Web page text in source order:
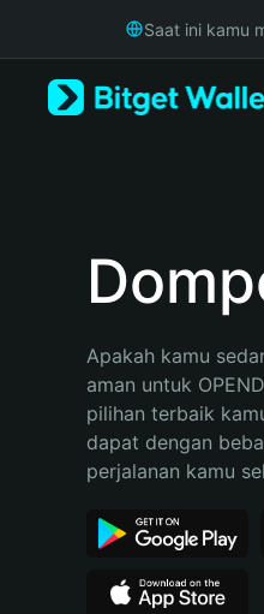
Русский
Bahasa Indonesia
Español (Argentina)
Saat ini kamu
Apakah kamu
aman untuk
pilihan terbaik
dapat dengan
perjalanan kamu